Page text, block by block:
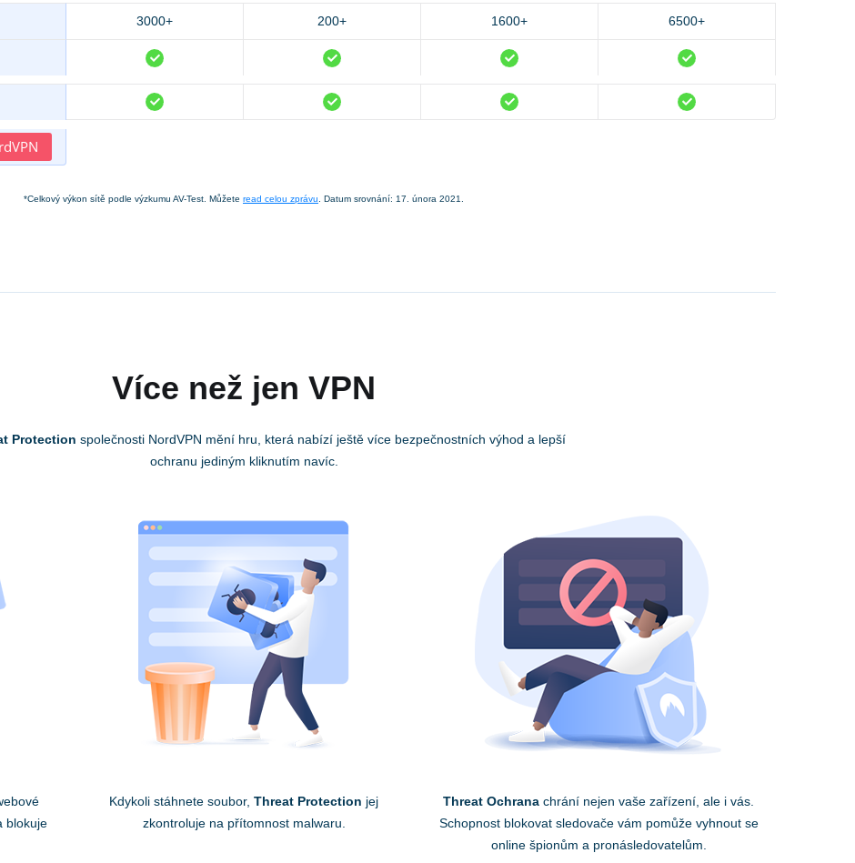
3000+ 200+ 1600+ 6500+
*Celkový výkon sítě podle výzkumu AV-Test. Můžete read celou zprávu . Datum srovnání: 17. února 2021.
Více než jen VPN
Protection společnosti NordVPN mění hru, která nabízí ještě více bezpečnostních výhod a lepší
ochranu jediným kliknutím navíc.
blokuje
Kdykoli stáhnete soubor, Threat Protection jej
zkontroluje na přítomnost malwaru.
Threat Ochrana chrání nejen vaše zařízení, ale i vás.
Schopnost blokovat sledovače vám pomůže vyhnout se
online špionům a pronásledovatelům.